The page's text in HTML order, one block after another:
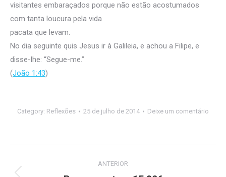
visitantes embaraçados porque não estão acostumados
com tanta loucura pela vida
pacata que levam.
No dia seguinte quis Jesus ir à Galileia, e achou a Filipe, e
disse-lhe: “Segue-me.”
(João 1:43)
Category: Reflexões 25 de julho de 2014 Deixe um comentário
ANTERIOR